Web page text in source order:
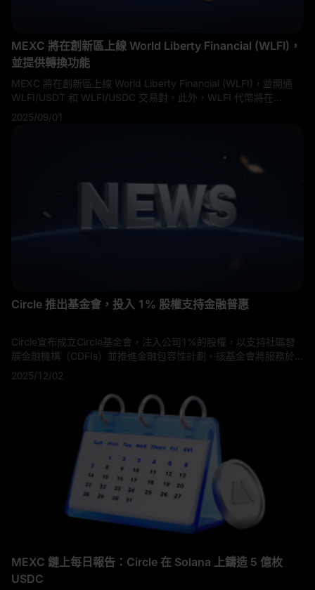
MEXC 將在創新區上線 World Liberty Financial (WLFI)，
並提供轉換功能
MEXC 將在創新區上線 World Liberty Financial (WLFI)，並開通
WLFI/USDT 和 WLFI/USDC 交易對。此外，WLFI 代幣將在
MEXC Convert 上可用，讓用戶能夠即時無縫地與其他資產進行兌
2025/09/01
Circle 推出基金會，投入 1% 股權支持金融普惠
Circle宣布成立Circle基金會，注入公司1%的股權，以支持社區發
展金融機構（CDFIs）並推進金融包容性計劃。該基金會將服務於
美國小型企業和致力於升級人道主義金融基礎設施的全球合作夥
伴，這代表了USDC穩定幣發行方在利用區塊鏈技術實現社會影響
方面的重大承諾。這項慈善倡議展示了加密貨幣公司如何越來越多
地將資源用於解決全球金融獲取差距並支持服務不足的社區。
2025/12/02
MEXC 鏈上每日報告：Circle 在 Solana 上鑄造 5 億枚
USDC